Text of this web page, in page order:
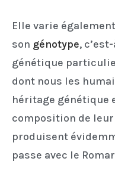
Elle varie
son génotype,
génétique
dont nous les
héritage génétique
composition de leur
produisent
passe avec le